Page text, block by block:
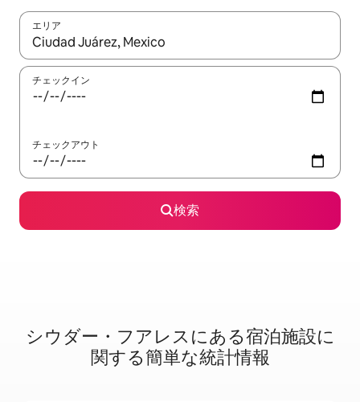
エリア
検索結果が表示されたら、上下の矢印キーを使って移動するか
チェックイン
チェックアウト
検索
シウダー・フアレスに⁠あ⁠る宿⁠泊⁠施⁠設⁠に
関⁠す⁠る簡⁠単⁠な統⁠計⁠情⁠報